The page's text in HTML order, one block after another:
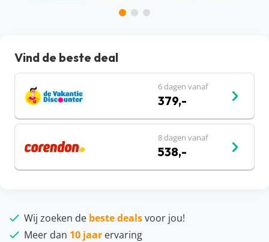
Vind de beste deal
6 dagen vanaf
379,-
8 dagen vanaf
538,-
Wij zoeken de beste dealsvoor jou!
Meer dan 10 jaar ervaring